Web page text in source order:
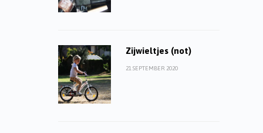
Zijwieltjes (not)
21 SEPTEMBER 2020